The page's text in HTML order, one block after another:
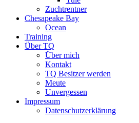
Zuchtrentner
Chesapeake Bay
Ocean
Training
Über TQ
Über mich
Kontakt
TQ Besitzer werden
Meute
Unvergessen
Impressum
Datenschutzerklärung